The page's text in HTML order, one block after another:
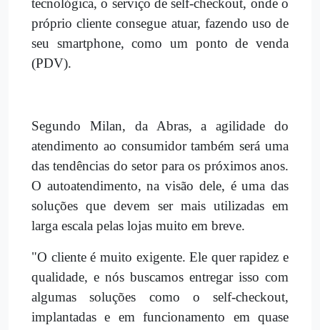
tecnológica, o serviço de self-checkout, onde o
próprio cliente consegue atuar, fazendo uso de
seu smartphone, como um ponto de venda
(PDV).
Segundo Milan, da Abras, a agilidade do
atendimento ao consumidor também será uma
das tendências do setor para os próximos anos.
O autoatendimento, na visão dele, é uma das
soluções que devem ser mais utilizadas em
larga escala pelas lojas muito em breve.
"O cliente é muito exigente. Ele quer rapidez e
qualidade, e nós buscamos entregar isso com
algumas soluções como o self-checkout,
implantadas e em funcionamento em quase